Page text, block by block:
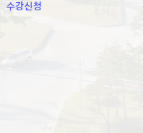
수강신청